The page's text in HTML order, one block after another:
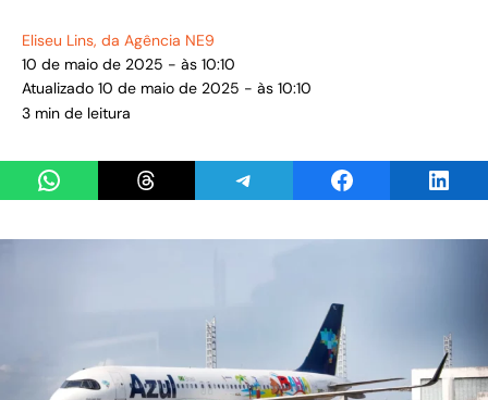
Eliseu Lins, da Agência NE9
10 de maio de 2025 - às 10:10
Atualizado 10 de maio de 2025 - às 10:10
3 min de leitura
Share on WhatsAppShare on ThreadsShare on TelegramShare on Facebook